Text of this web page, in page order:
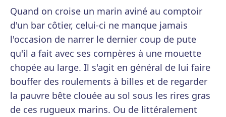
Quand on croise un marin aviné au comptoir
d'un bar côtier, celui-ci ne manque jamais
l'occasion de narrer le dernier coup de pute
qu'il a fait avec ses compères à une mouette
chopée au large. Il s'agit en général de lui faire
bouffer des roulements à billes et de regarder
la pauvre bête clouée au sol sous les rires gras
de ces rugueux marins. Ou de littéralement